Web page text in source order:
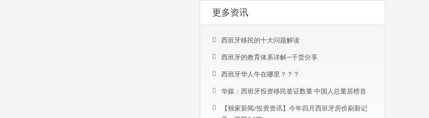
更多资讯
西班牙移民的十大问题解读
西班牙的教育体系详解—干货分享
西班牙华人牛在哪里？？？
华媒：西班牙投资移民签证数量 中国人总量居榜首
【独家新闻/投资资讯】今年四月西班牙房价刷新记